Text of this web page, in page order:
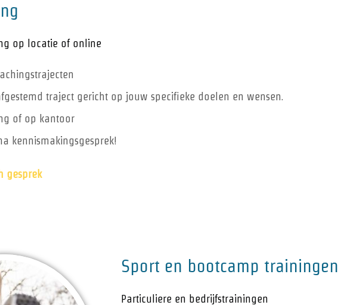
op locatie of online
traject gericht op jouw specifieke doelen en wensen.
of op kantoor
kennismakingsgesprek!
gesprek
Sport en bootcamp trainingen
Particuliere en bedrijfstrainingen